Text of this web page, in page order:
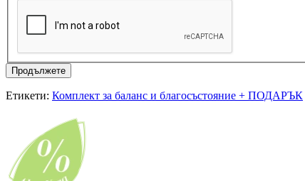
Продължете
Етикети: Комплект за баланс и благосъстояние + ПОДАРЪК